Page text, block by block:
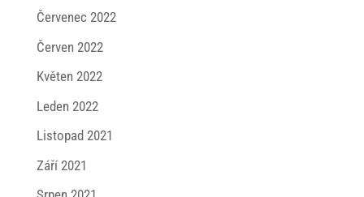
Červenec 2022
Červen 2022
Květen 2022
Leden 2022
Listopad 2021
Září 2021